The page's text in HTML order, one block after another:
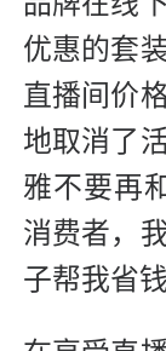
优惠的套
直播间价
地取消了
雅不要再
消费者，
子帮我省